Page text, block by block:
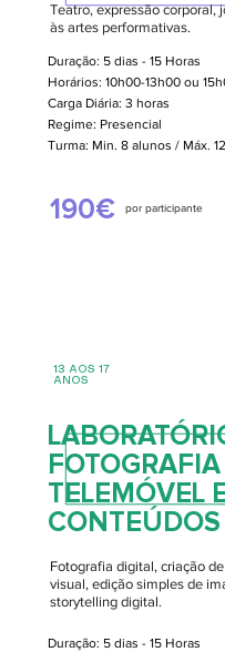
Teatro, expressão corporal,
às artes performativas.
Duração: 5 dias - 15 Horas
Horários: 10h00-13h00 ou
Carga Diária: 3 horas
Regime: Presencial
Turma: Min. 8 alunos / Máx.
190€ por participante
13 AOS 17
ANOS
TELEMÓVEL
Fotografia digital, criação
visual, edição simples de
storytelling digital.
Duração: 5 dias - 15 Horas